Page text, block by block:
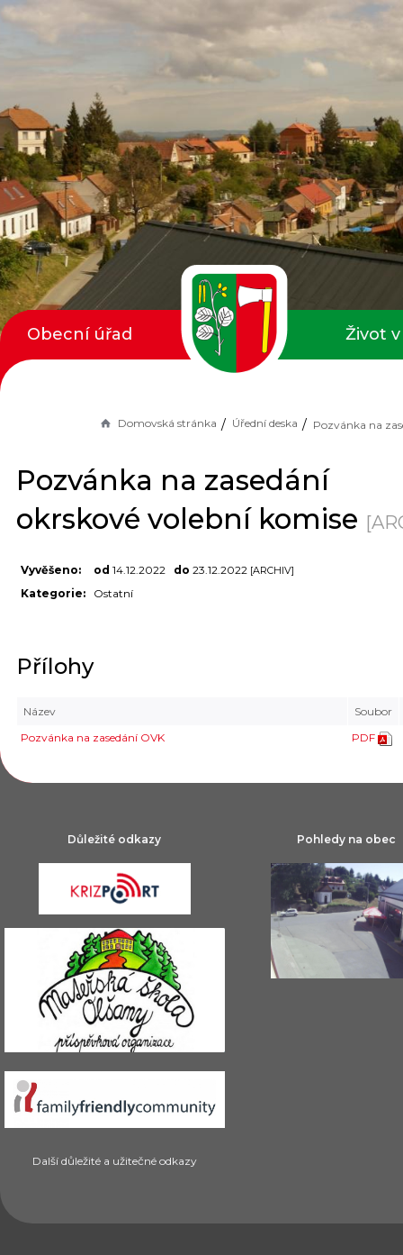
Domovská stránka Úřední deska
Pozvánka na zasedání
okrskové volební komise
Vyvěšeno: od 14.12.2022 do 23.12.2022 [ARCHIV]
Kategorie: Ostatní
Přílohy
Název
Soubor
Pozvánka na zasedání OVK
PDF
Obecní úřad Život
Důležité odkazy
Další důležité a užitečné odkazy
Pohledy na obec